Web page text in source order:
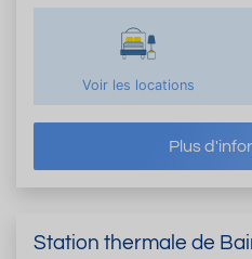
Voir les locations
Plus
Station thermale de